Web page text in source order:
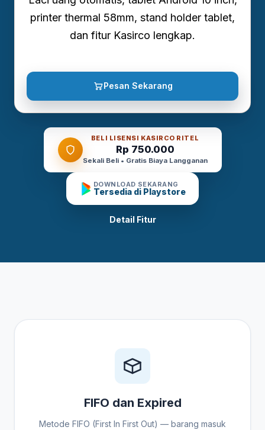
printer thermal 58mm, stand holder tablet,
dan fitur Kasirco lengkap.
Pesan Sekarang
BELI LISENSI KASIRCO RITEL
Rp 750.000
Sekali Beli • Gratis Biaya Langganan
DOWNLOAD SEKARANG
Tersedia di Playstore
Detail Fitur
FIFO dan Expired
Metode FIFO (First In First Out) — barang masuk